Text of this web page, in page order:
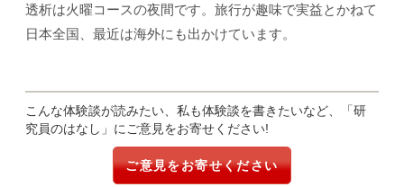
透析は火曜コースの夜間です。旅行が趣味で実益とかねて
日本全国、最近は海外にも出かけています。
こんな体験談が読みたい、私も体験談を書きたいなど、「研
究員のはなし」にご意見をお寄せください!
ご意見をお寄せください